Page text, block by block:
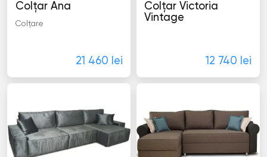
Colţar Ana
Colţare
21 460 lei
Colţar Victoria
Vintage
12 740 lei